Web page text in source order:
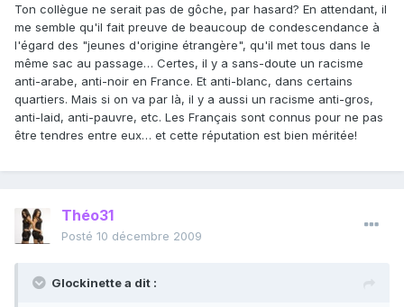
Ton collègue ne serait pas de gôche, par hasard? En attendant, il
me semble qu'il fait preuve de beaucoup de condescendance à
l'égard des "jeunes d'origine étrangère", qu'il met tous dans le
même sac au passage… Certes, il y a sans-doute un racisme
anti-arabe, anti-noir en France. Et anti-blanc, dans certains
quartiers. Mais si on va par là, il y a aussi un racisme anti-gros,
anti-laid, anti-pauvre, etc. Les Français sont connus pour ne pas
être tendres entre eux… et cette réputation est bien méritée!
Théo31
Posté 10 décembre 2009
Glockinette a dit :